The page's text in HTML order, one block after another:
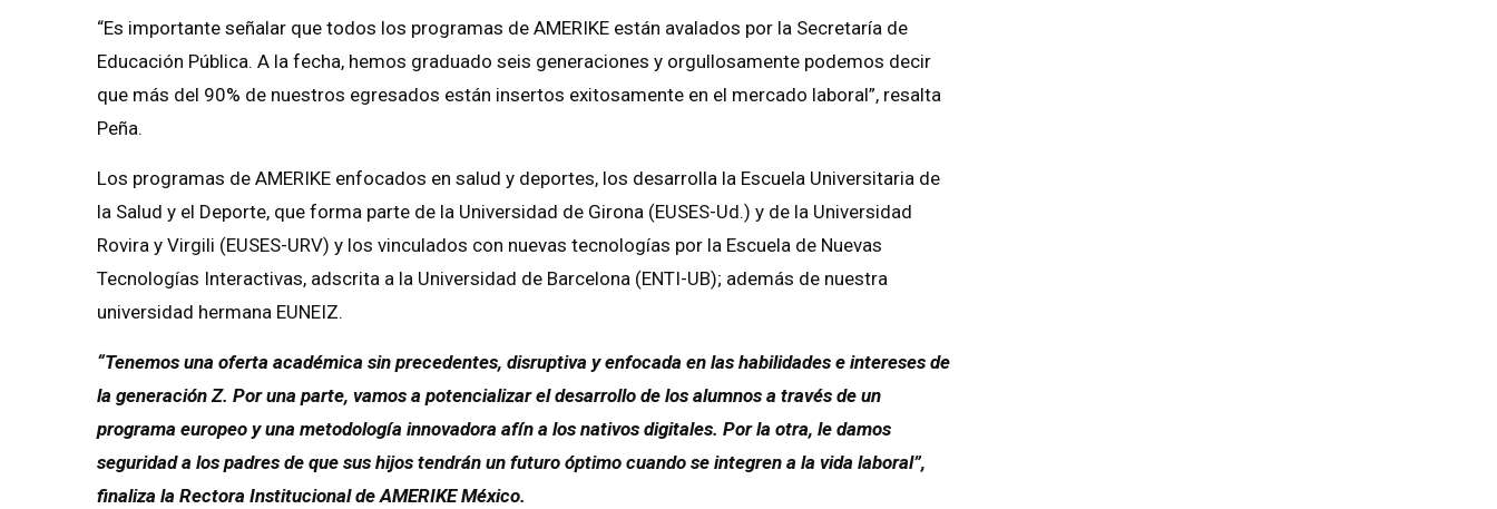
“Es importante señalar que todos los programas de AMERIKE están avalados por la Secretaría de
Educación Pública. A la fecha, hemos graduado seis generaciones y orgullosamente podemos decir
que más del 90% de nuestros egresados están insertos exitosamente en el mercado laboral”, resalta
Peña.
Los programas de AMERIKE enfocados en salud y deportes, los desarrolla la Escuela Universitaria de
la Salud y el Deporte, que forma parte de la Universidad de Girona (EUSES-Ud.) y de la Universidad
Rovira y Virgili (EUSES-URV) y los vinculados con nuevas tecnologías por la Escuela de Nuevas
Tecnologías Interactivas, adscrita a la Universidad de Barcelona (ENTI-UB); además de nuestra
universidad hermana EUNEIZ.
“Tenemos una oferta académica sin precedentes, disruptiva y enfocada en las habilidades e intereses de
la generación Z. Por una parte, vamos a potencializar el desarrollo de los alumnos a través de un
programa europeo y una metodología innovadora afín a los nativos digitales. Por la otra, le damos
seguridad a los padres de que sus hijos tendrán un futuro óptimo cuando se integren a la vida laboral”,
finaliza la Rectora Institucional de AMERIKE México.